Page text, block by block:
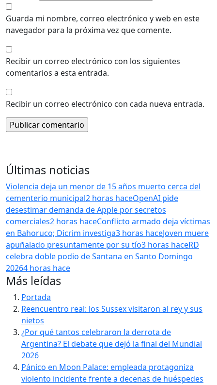
Guarda mi nombre, correo electrónico y web en este
navegador para la próxima vez que comente.
Recibir un correo electrónico con los siguientes
comentarios a esta entrada.
Recibir un correo electrónico con cada nueva entrada.
Últimas noticias
Violencia deja un menor de 15 años muerto cerca del
cementerio municipal2 horas haceOpenAI pide
desestimar demanda de Apple por secretos
comerciales2 horas haceConflicto armado deja víctimas
en Bahoruco; Dicrim investiga3 horas haceJoven muere
apuñalado presuntamente por su tío3 horas haceRD
celebra doble podio de Santana en Santo Domingo
20264 horas hace
Más leídas
Portada
Reencuentro real: los Sussex visitaron al rey y sus
nietos
¿Por qué tantos celebraron la derrota de
Argentina? El debate que dejó la final del Mundial
2026
Pánico en Moon Palace: empleada protagoniza
violento incidente frente a decenas de huéspedes